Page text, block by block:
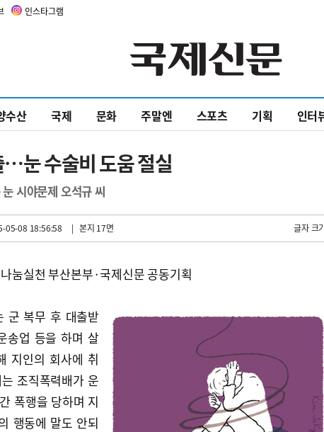
인스타그램
수산 국제 문화 주말엔 스포츠 기획 인터
눈 수술비 도움 절실
시야문제 오석규 씨
05-08 18:56:58 | 본지 17면 글자 크
눔실천 부산본부·국제신문 공동기획
군 복무 후 대출받
송업 등을 하며 살
지인의 회사에 취
조직폭력배가 운
폭행을 당하며 지
행동에 말도 안되